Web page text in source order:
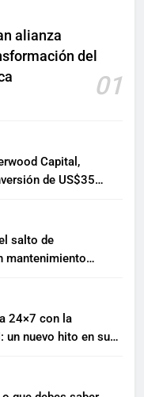
alianza
del
01
Capital,
de US$35
salto de
mantenimiento
24×7 con la
un nuevo hito en su